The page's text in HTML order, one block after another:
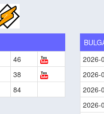
46
38
84
2026-
2026-
2026-
2026-